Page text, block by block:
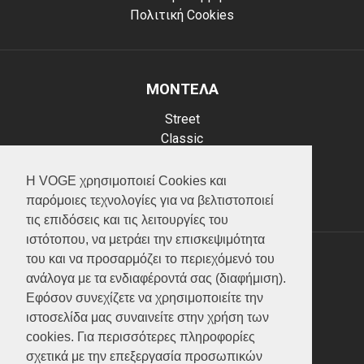
Η VOGE χρησιμοποιεί Cookies και
παρόμοιες τεχνολογίες για να βελτιστοποιεί
τις επιδόσεις και τις λειτουργίες του
ιστότοπου, να μετράει την επισκεψιμότητα
του και να προσαρμόζει το περιεχόμενό του
ανάλογα με τα ενδιαφέροντά σας (διαφήμιση).
Εφόσον συνεχίζετε να χρησιμοποιείτε την
ιστοσελίδα μας συναινείτε στην χρήση των
cookies. Για περισσότερες πληροφορίες
σχετικά με την επεξεργασία προσωπικών
Πολιτική Cookies
ΜΟΝΤΕΛΑ
Street
Classic
Scooter
ATV (Loncin)
ΥΠΗΡΕΣΙΕΣ
Test ride
Επικοινωνία
Service
Κατάλογος